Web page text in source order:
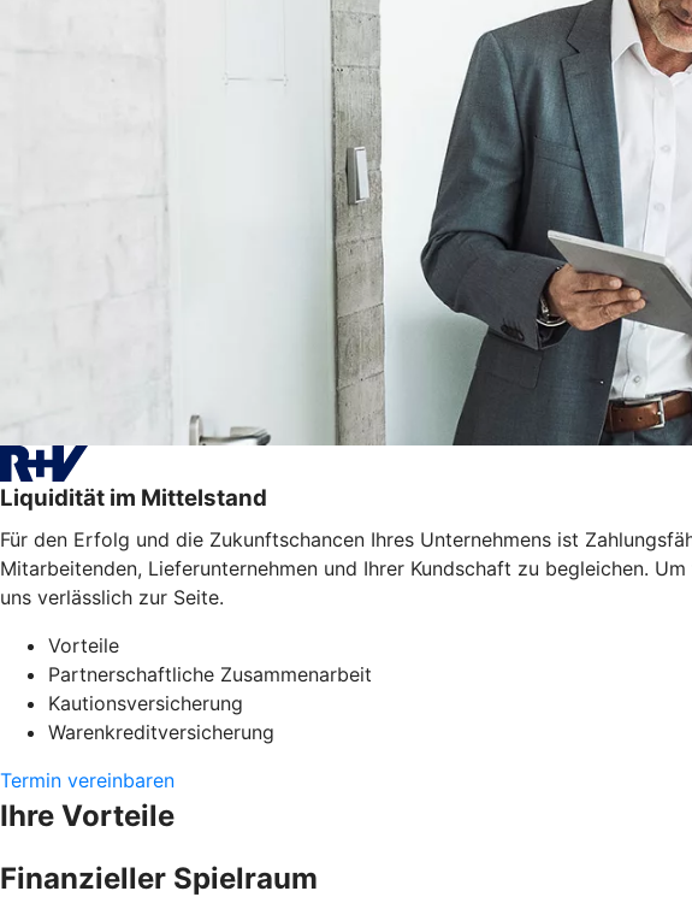
Liquidität im Mittelstand
Für den Erfolg und die Zukunftschancen Ihres Unternehmens ist
Mitarbeitenden, Lieferunternehmen und Ihrer Kundschaft zu begleichen.
uns verlässlich zur Seite.
Vorteile
Partnerschaftliche Zusammenarbeit
Kautionsversicherung
Warenkreditversicherung
Termin vereinbaren
Ihre Vorteile
Finanzieller Spielraum